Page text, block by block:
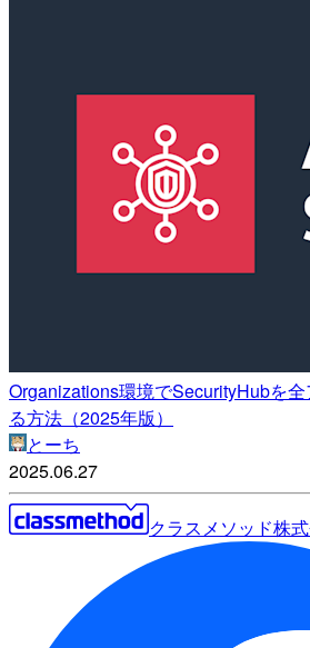
Organizations環境でSecurityHubを
る方法（2025年版）
とーち
2025.06.27
クラスメソッド株